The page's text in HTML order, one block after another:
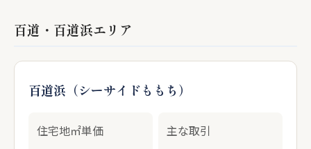
百道・百道浜エリア
百道浜（シーサイドももち）
住宅地㎡単価 主な取引